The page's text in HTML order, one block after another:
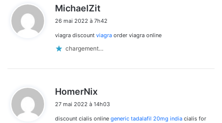
MichaelZit
t
26 mai 2022 à 7h42
viagra discount viagra order viagra online
chargement…
HomerNix
t
27 mai 2022 à 14h03
discount cialis online generic tadalafil 20mg india cialis for